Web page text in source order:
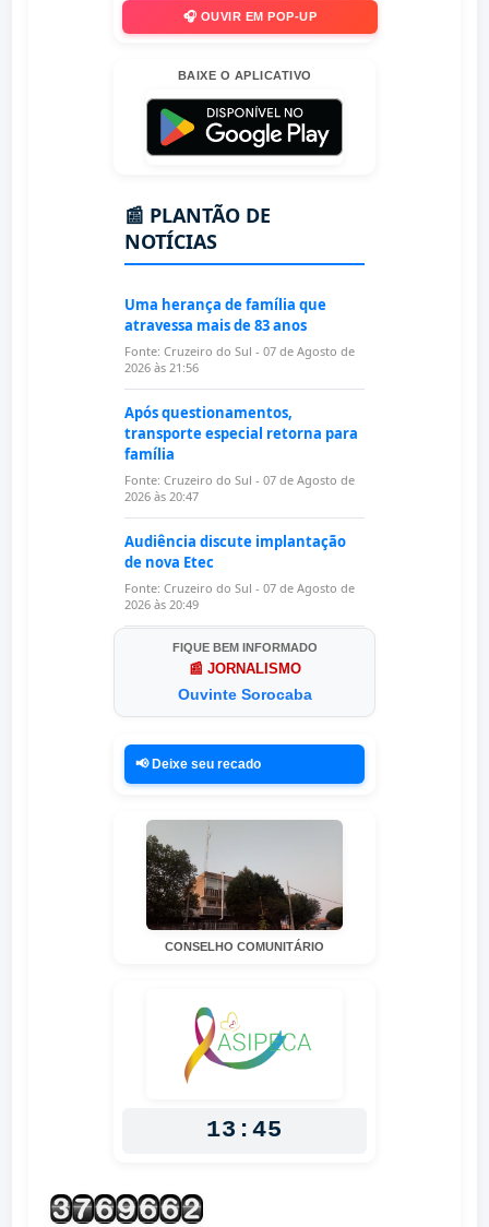
🎧 OUVIR EM POP-UP
BAIXE O APLICATIVO
FIQUE BEM INFORMADO
📰 JORNALISMO
Ouvinte Sorocaba
📢 Deixe seu recado
CONSELHO COMUNITÁRIO
13:45